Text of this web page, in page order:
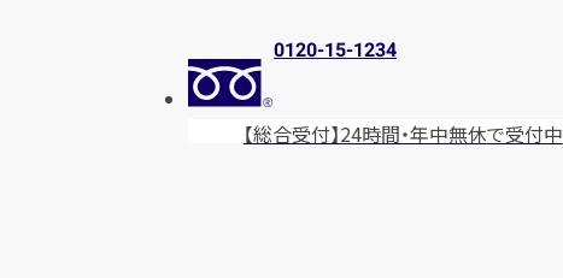
0120-15-1234
【総合受付】24時間・年中無休で受付中